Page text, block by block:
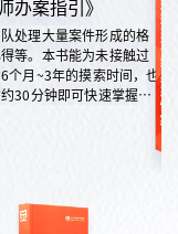
办案指引》
处理大量案件形成的格
等。本书能为未接触过
个月~3年的摸索时间，也
30分钟即可快速掌握案